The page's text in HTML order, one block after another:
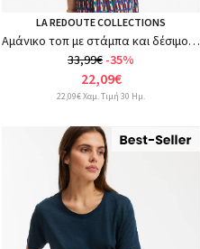
LA REDOUTE COLLECTIONS
Αμάνικο τοπ με στάμπα και δέσιμο στα πλαϊνά
33,99€ -35%
22,09€
22,09€ Χαμ. Τιμή 30 Ημ.